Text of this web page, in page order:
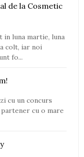
de la Cosmetic
luna martie, luna
colt, iar noi
fo...
cu un concurs
cu o mare